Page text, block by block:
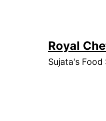
Royal
Sujata's Food